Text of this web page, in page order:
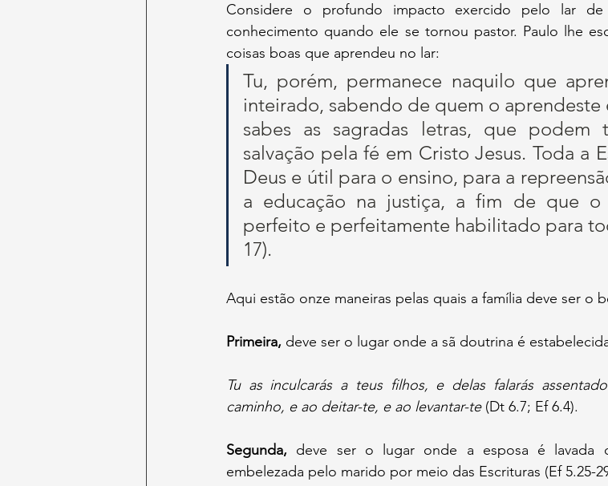
Considere o profundo impacto exercido pelo lar
conhecimento quando ele se tornou pastor. Paulo lhe
coisas boas que aprendeu no lar:
Tu, porém, permanece naquilo que
inteirado, sabendo de quem o aprendeste
sabes as sagradas letras, que podem
salvação pela fé em Cristo Jesus. Toda a
Deus e útil para o ensino, para a
a educação na justiça, a fim de que o
perfeito e perfeitamente habilitado para
17).
Aqui estão onze maneiras pelas quais a família deve ser o
Primeira, deve ser o lugar onde a sã doutrina é
Tu as inculcarás a teus filhos, e delas falarás
caminho, e ao deitar-te, e ao levantar-te (Dt 6.7; Ef 6.4).
Segunda, deve ser o lugar onde a esposa é lavada
embelezada pelo marido por meio das Escrituras (Ef 5.25-